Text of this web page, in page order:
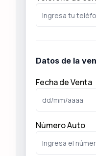
Llano De En Medio
México 106, 92684
Llera
Canales, Tamps.
Mante
Cdad. Mante, Tamps.
Datos de la
Fecha de Venta
Número Auto